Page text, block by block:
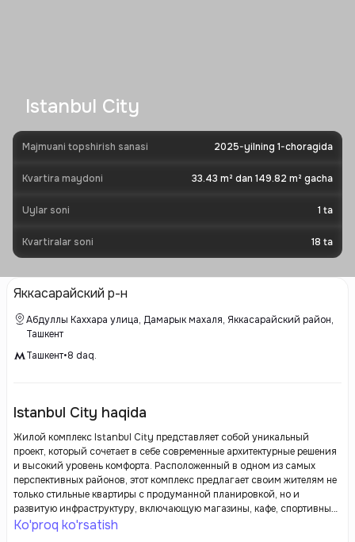
Istanbul City
Majmuani topshirish sanasi 2025-yilning 1-choragida
Kvartira maydoni 33.43 m² dan 149.82 m² gacha
Uylar soni 1 ta
Kvartiralar soni 18 ta
Яккасарайский р-н
Абдуллы Каххара улица, Дамарык махаля, Яккасарайский район,
Ташкент
Ташкент•8 daq.
Istanbul City haqida
Жилой комплекс Istanbul City представляет собой уникальный
проект, который сочетает в себе современные архитектурные решения
и высокий уровень комфорта. Расположенный в одном из самых
перспективных районов, этот комплекс предлагает своим жителям не
только стильные квартиры с продуманной планировкой, но и
развитую инфраструктуру, включающую магазины, кафе, спортивные
и развлекательные зоны.
Ko'proq ko'rsatish